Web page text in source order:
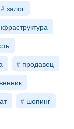
залог
продавец
шопинг